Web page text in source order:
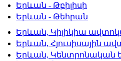
Երևան - Թբիլիսի
Երևան - Թեհրան
Երևան, Կիլիկիա
Երևան, Հյուսիսային
Երևան, Կենտրոնական